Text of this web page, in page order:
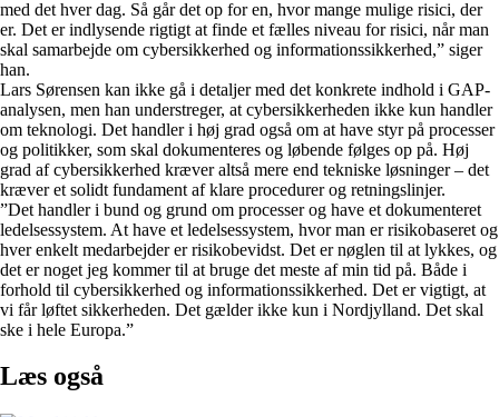
med det hver dag. Så går det op for en, hvor mange mulige risici, der
er. Det er indlysende rigtigt at finde et fælles niveau for risici, når man
skal samarbejde om cybersikkerhed og informationssikkerhed,” siger
han.
Lars Sørensen kan ikke gå i detaljer med det konkrete indhold i GAP-
analysen, men han understreger, at cybersikkerheden ikke kun handler
om teknologi. Det handler i høj grad også om at have styr på processer
og politikker, som skal dokumenteres og løbende følges op på. Høj
grad af cybersikkerhed kræver altså mere end tekniske løsninger – det
kræver et solidt fundament af klare procedurer og retningslinjer.
”Det handler i bund og grund om processer og have et dokumenteret
ledelsessystem. At have et ledelsessystem, hvor man er risikobaseret og
hver enkelt medarbejder er risikobevidst. Det er nøglen til at lykkes, og
det er noget jeg kommer til at bruge det meste af min tid på. Både i
forhold til cybersikkerhed og informationssikkerhed. Det er vigtigt, at
vi får løftet sikkerheden. Det gælder ikke kun i Nordjylland. Det skal
ske i hele Europa.”
Læs også